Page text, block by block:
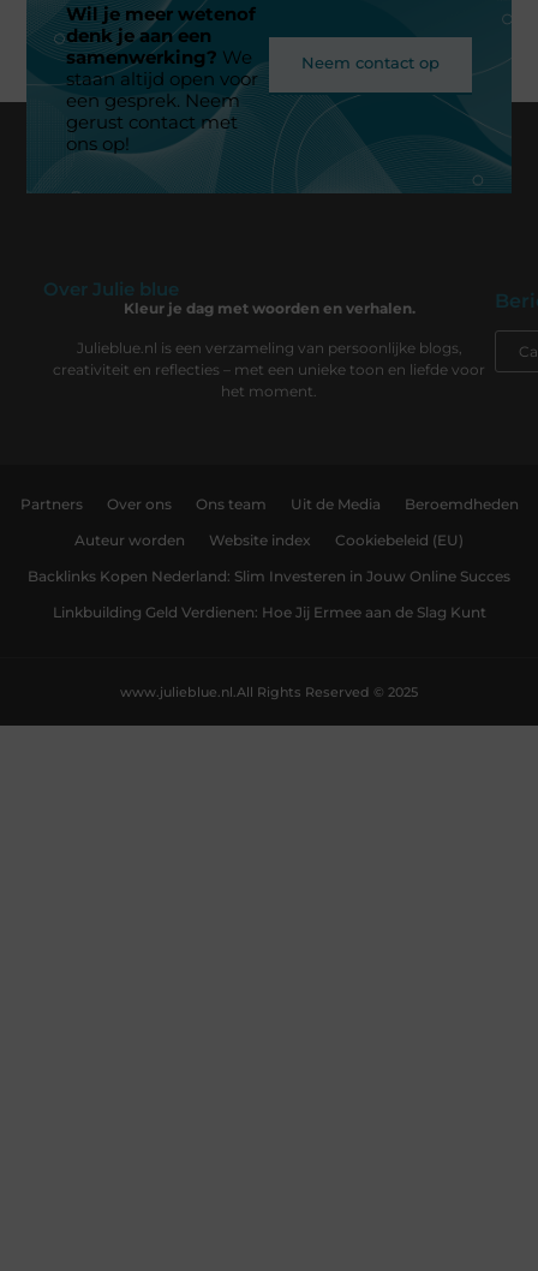
Wil je meer wetenof
denk je aan een
samenwerking? We
staan altijd open voor
een gesprek. Neem
gerust contact met
ons op!
Neem contact op
Over Julie blue
Kleur je dag met woorden en verhalen.
Julieblue.nl is een verzameling van persoonlijke blogs,
creativiteit en reflecties – met een unieke toon en liefde voor
het moment.
Partners Over ons Ons team Uit de Media Beroemdheden
Auteur worden Website index Cookiebeleid (EU)
Backlinks Kopen Nederland: Slim Investeren in Jouw Online Succes
Linkbuilding Geld Verdienen: Hoe Jij Ermee aan de Slag Kunt
All Rights Reserved © 2025
www.julieblue.nl.